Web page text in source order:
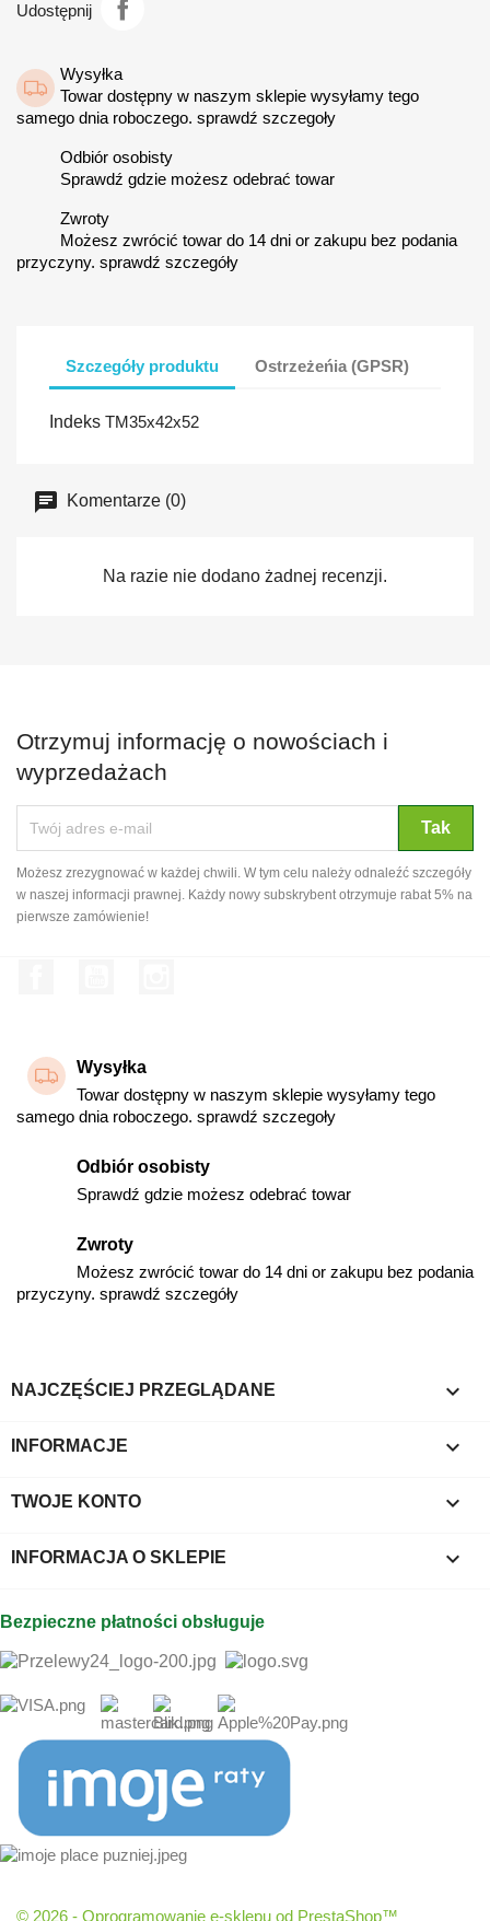
Udostępnij
Wysyłka
Towar dostępny w naszym sklepie wysyłamy tego
samego dnia roboczego. sprawdź szczegoły
Odbiór osobisty
Sprawdź gdzie możesz odebrać towar
Zwroty
Możesz zwrócić towar do 14 dni or zakupu bez podania
przyczyny. sprawdź szczegóły
Szczegóły produktu Ostrzeżeńia (GPSR)
Indeks TM35x42x52
Komentarze (0)
Na razie nie dodano żadnej recenzji.
Otrzymuj informację o nowościach i
wyprzedażach
Możesz zrezygnować w każdej chwili. W tym celu należy odnaleźć szczegóły
w naszej informacji prawnej. Każdy nowy subskrybent otrzymuje rabat 5% na
pierwsze zamówienie!
Wysyłka
Towar dostępny w naszym sklepie wysyłamy tego
samego dnia roboczego. sprawdź szczegoły
Odbiór osobisty
Sprawdź gdzie możesz odebrać towar
Zwroty
Możesz zwrócić towar do 14 dni or zakupu bez podania
przyczyny. sprawdź szczegóły
NAJCZĘŚCIEJ PRZEGLĄDANE 
INFORMACJE 
TWOJE KONTO 
INFORMACJA O SKLEPIE keyboard_arrow_down
Bezpieczne płatności obsługuje
© 2026 - Oprogramowanie e-sklepu od PrestaShop™